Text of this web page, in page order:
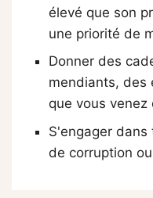
élevé que son
une priorité de
Donner des
mendiants, des
que vous venez
S'engager
de corruption